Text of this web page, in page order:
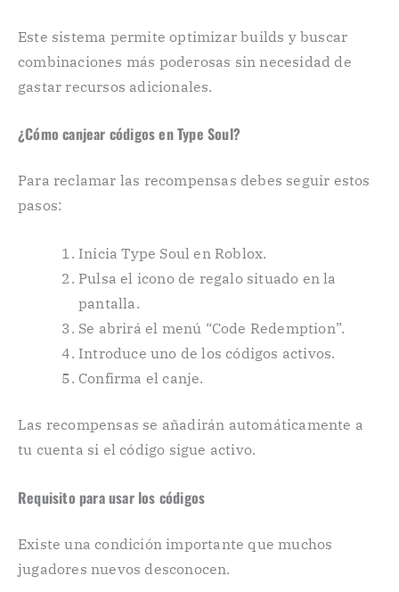
Este sistema permite optimizar builds y buscar
combinaciones más poderosas sin necesidad de
gastar recursos adicionales.
¿Cómo canjear códigos en Type Soul?
Para reclamar las recompensas debes seguir estos
pasos:
Inicia Type Soul en Roblox.
Pulsa el icono de regalo situado en la
pantalla.
Se abrirá el menú “Code Redemption”.
Introduce uno de los códigos activos.
Confirma el canje.
Las recompensas se añadirán automáticamente a
tu cuenta si el código sigue activo.
Requisito para usar los códigos
Existe una condición importante que muchos
jugadores nuevos desconocen.